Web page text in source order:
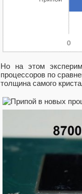
Но на этом
процессоров по
толщина самого